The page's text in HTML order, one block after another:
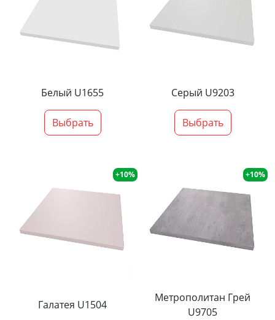
Белый U1655
Выбрать
Серый U9203
Выбрать
+10%
Галатея U1504
+10%
Метрополитан Грей
U9705